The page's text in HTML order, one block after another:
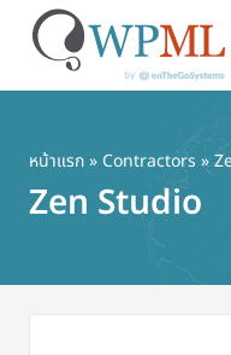
เนื้อหา
หลัก
หน้าแรก» Contractors »
Zen Studio